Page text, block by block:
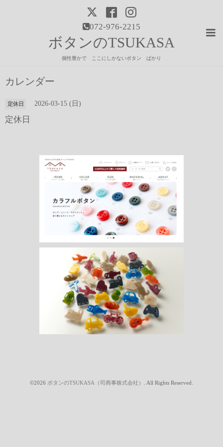
072-976-2215
ボタンのTSUKASA
個性豊かで ここにしかないボタン ばかり
カレンダー
定休日 2026-03-15 (日)
定休日
©2026 ボタンのTSUKASA（司商事株式会社） . All Rights Reserved.